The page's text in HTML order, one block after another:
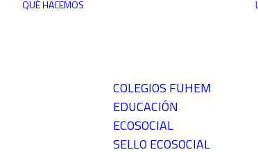
QUÉ HACEMOS
COLEGIOS FUHEM
EDUCACIÓN
ECOSOCIAL
SELLO ECOSOCIAL